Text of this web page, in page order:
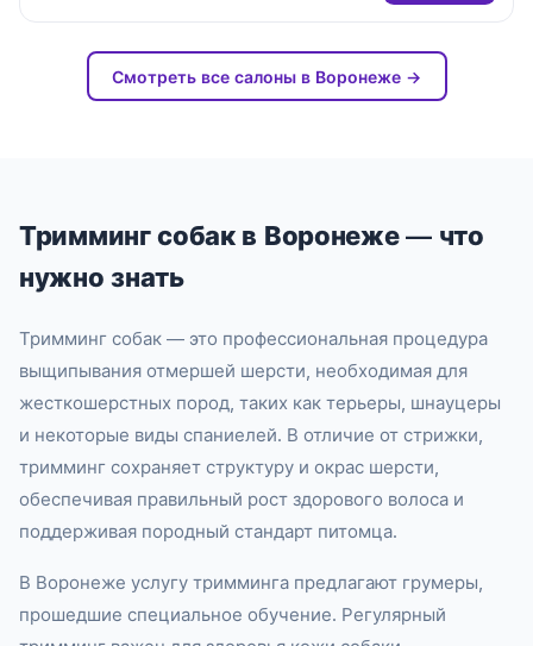
Смотреть все салоны в Воронеже →
Тримминг собак в Воронеже — что
нужно знать
Тримминг собак — это профессиональная процедура
выщипывания отмершей шерсти, необходимая для
жесткошерстных пород, таких как терьеры, шнауцеры
и некоторые виды спаниелей. В отличие от стрижки,
тримминг сохраняет структуру и окрас шерсти,
обеспечивая правильный рост здорового волоса и
поддерживая породный стандарт питомца.
В Воронеже услугу тримминга предлагают грумеры,
прошедшие специальное обучение. Регулярный